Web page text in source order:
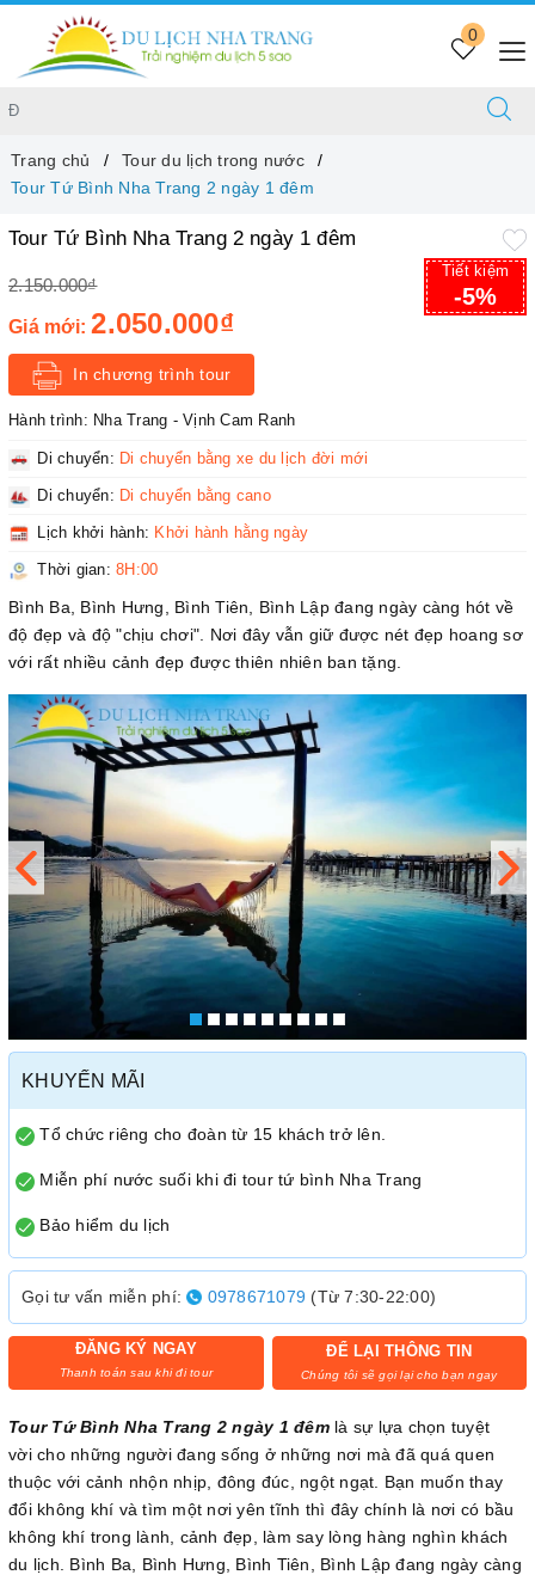
0
Trang chủ
Tour du lịch trong nước
Tour Tứ Bình Nha Trang 2 ngày 1 đêm
KHUYẾN MÃI
Tổ chức riêng cho đoàn từ 15 khách trở lên.
Miễn phí nước suối khi đi tour tứ bình Nha Trang
Bảo hiểm du lịch
Gọi tư vấn miễn phí: 0978671079 (Từ 7:30-22:00)
ĐĂNG KÝ NGAY
Thanh toán sau khi đi tour
ĐỂ LẠI THÔNG TIN
Chúng tôi sẽ gọi lại cho bạn ngay
Tour Tứ Bình Nha Trang 2 ngày 1 đêm là sự lựa chọn tuyệt
vời cho những người đang sống ở những nơi mà đã quá quen
thuộc với cảnh nhộn nhịp, đông đúc, ngột ngạt. Bạn muốn thay
đổi không khí và tìm một nơi yên tĩnh thì đây chính là nơi có bầu
không khí trong lành, cảnh đẹp, làm say lòng hàng nghìn khách
du lịch. Bình Ba, Bình Hưng, Bình Tiên, Bình Lập đang ngày càng
Tour Tứ Bình Nha Trang 2 ngày 1 đêm
2.150.000₫
Giá mới:2.050.000₫
Tiết kiệm
-5%
In chương trình tour
Hành trình: Nha Trang - Vịnh Cam Ranh
Di chuyển: Di chuyển bằng xe du lịch đời mới
Di chuyển: Di chuyển bằng cano
Lịch khởi hành: Khởi hành hằng ngày
Thời gian: 8H:00
Bình Ba, Bình Hưng, Bình Tiên, Bình Lập đang ngày càng hót về
độ đẹp và độ "chịu chơi". Nơi đây vẫn giữ được nét đẹp hoang sơ
với rất nhiều cảnh đẹp được thiên nhiên ban tặng.